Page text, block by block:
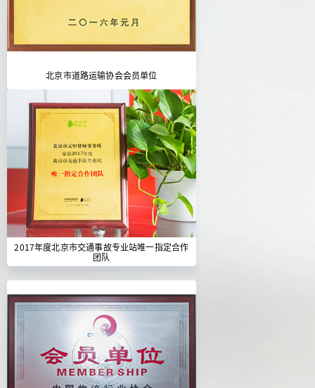
北京市道路运输协会会员单位
2017年度北京市交通事故专业站唯一指定合作
团队